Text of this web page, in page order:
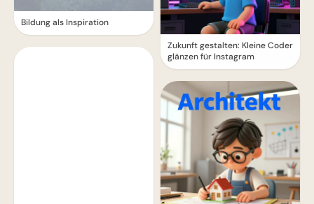
Bildung als Inspiration
Zukunft gestalten: Kleine Coder
glänzen für Instagram